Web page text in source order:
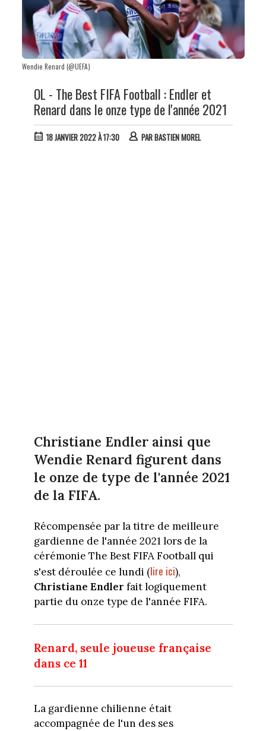
Wendie Renard (@UEFA)
OL - The Best FIFA Football : Endler et
Renard dans le onze type de l'année 2021
18 JANVIER 2022 À 17:30 PARBASTIEN MOREL
Christiane Endler ainsi que
Wendie Renard figurent dans
le onze de type de l'année 2021
de la FIFA.
Récompensée par la titre de meilleure
gardienne de l'année 2021 lors de la
cérémonie The Best FIFA Football qui
s'est déroulée ce lundi (lire ici),
Christiane Endler fait logiquement
partie du onze type de l'année FIFA.
Renard, seule joueuse française
dans ce 11
La gardienne chilienne était
accompagnée de l'un des ses